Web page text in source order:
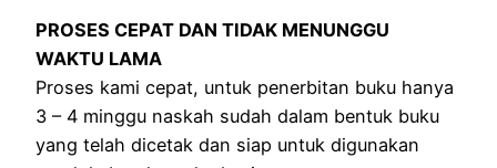
PROSES CEPAT DAN TIDAK MENUNGGU
WAKTU LAMA
Proses kami cepat, untuk penerbitan buku hanya
3 – 4 minggu naskah sudah dalam bentuk buku
yang telah dicetak dan siap untuk digunakan